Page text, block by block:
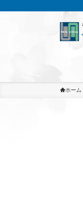
ホーム